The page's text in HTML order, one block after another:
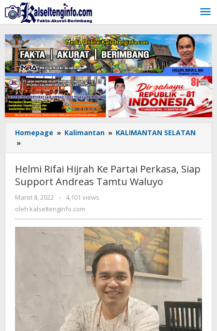
Lewati
ke
konten
Homepage » Kalimantan » KALIMANTAN SELATAN
»
Rifai
Hijrah
Ke
Partai
Perkasa,
Support
Tamtu
Waluyo
Helmi Rifai Hijrah Ke Partai Perkasa, Siap
Support Andreas Tamtu Waluyo
Maret 8, 2022
oleh
kalseltenginfo.com
-
4,101 views
oleh kalseltenginfo.com